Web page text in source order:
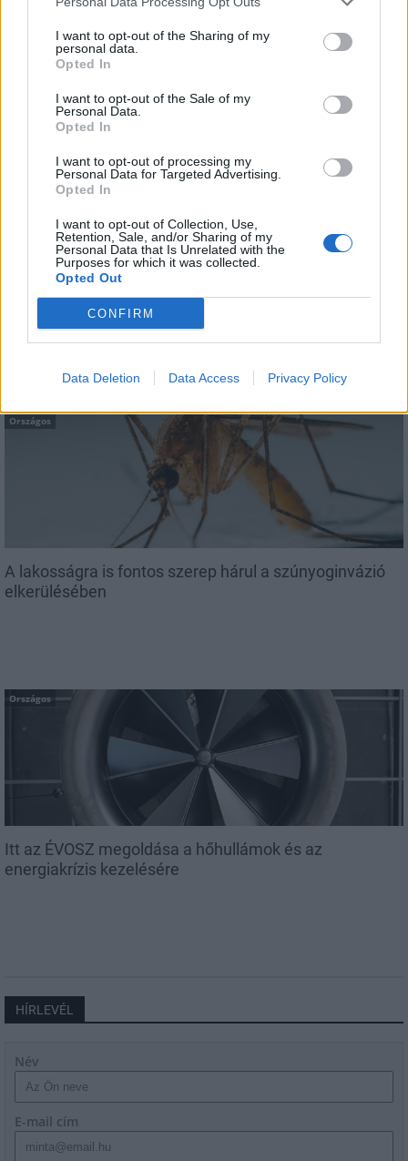
I want to opt-out of the Sharing of my
personal data.
Opted In
I want to opt-out of the Sale of my
Personal Data.
Opted In
I want to opt-out of processing my
Personal Data for Targeted Advertising.
Opted In
I want to opt-out of Collection, Use,
Retention, Sale, and/or Sharing of my
Personal Data that Is Unrelated with the
Purposes for which it was collected.
Opted Out
CONFIRM
Data Deletion Data Access Privacy Policy
AJÁNLJUK MÉG
Kecskeméten is szakirányú továbbképzésekkel erősít a
Gál Ferenc Egyetem
Országos
A lakosságra is fontos szerep hárul a szúnyoginvázió
elkerülésében
Országos
Itt az ÉVOSZ megoldása a hőhullámok és az
energiakrízis kezelésére
HÍRLEVÉL
Név
E-mail cím